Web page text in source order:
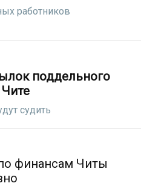
работников
поддельного
судить
финансам Читы